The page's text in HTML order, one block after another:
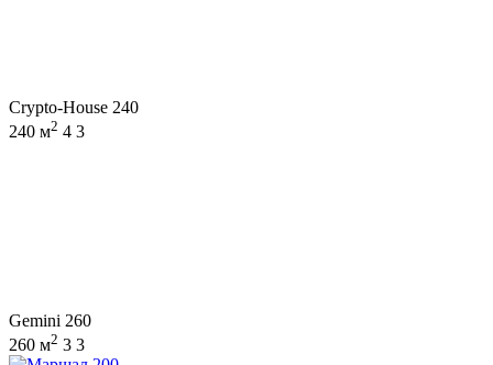
Crypto-House 240
240 м2 4 3
Gemini 260
260 м2 3 3